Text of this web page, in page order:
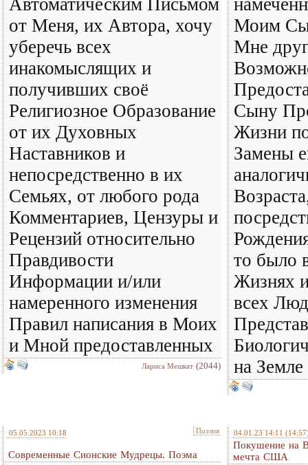
Автоматическим Письмом
от Меня, их Автора, хочу
уберечь всех
инакомыслящих и
получивших своё
Религиозное Образование
от их Духовных
Наставников и
непосредственно в их
Семьях, от любого рода
Комментариев, Цензуры и
Рецензий относительно
Правдивости
Информации и/или
намеренного изменения
Правил написания в Моих
и Мной предоставленных
Лариса Мешкат (2044)
Моим
Мне
Сыну
Жизни
Замены
то было
Жизнях
всех
на Земле
05.05.2023 10:18 Поэзия
Современные Сионские Мудрецы. Поэма
04.01.23 14:11
Покушение на
мечта США